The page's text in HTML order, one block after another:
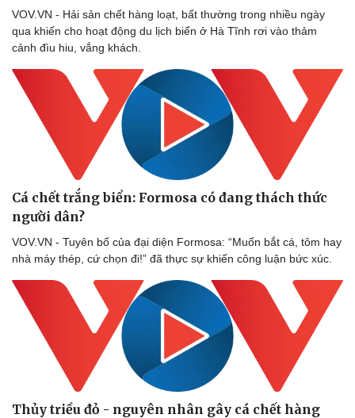
Sức khỏe
Dinh dưỡng - món ngon
Cây thuốc
Sản phụ khoa
Nhi khoa
Nam khoa
Làm đẹp - giảm cân
Phòng mạch online
Ăn sạch sống khỏe
Nhà đẹp
Blog
Tình yêu - Gia đình
VOV.VN - Hải sản chết hàng loạt, bất thường trong nhiều ngày
qua khiến cho hoạt động du lịch biển ở Hà Tĩnh rơi vào thảm
cảnh đìu hiu, vắng khách.
Cá chết trắng biển: Formosa có đang thách thức
người dân?
VOV.VN - Tuyên bố của đại diện Formosa: “Muốn bắt cá, tôm hay
nhà máy thép, cứ chọn đi!” đã thực sự khiến công luận bức xúc.
Thủy triều đỏ - nguyên nhân gây cá chết hàng